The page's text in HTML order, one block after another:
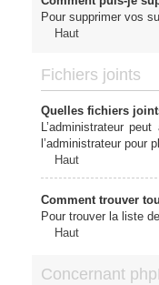
Pour supprimer vos
Haut
Fichiers joints
Quelles fichiers
L’administrateur
l’administrateur pour
Haut
Comment trouver
Pour trouver la liste
Haut
Concernant